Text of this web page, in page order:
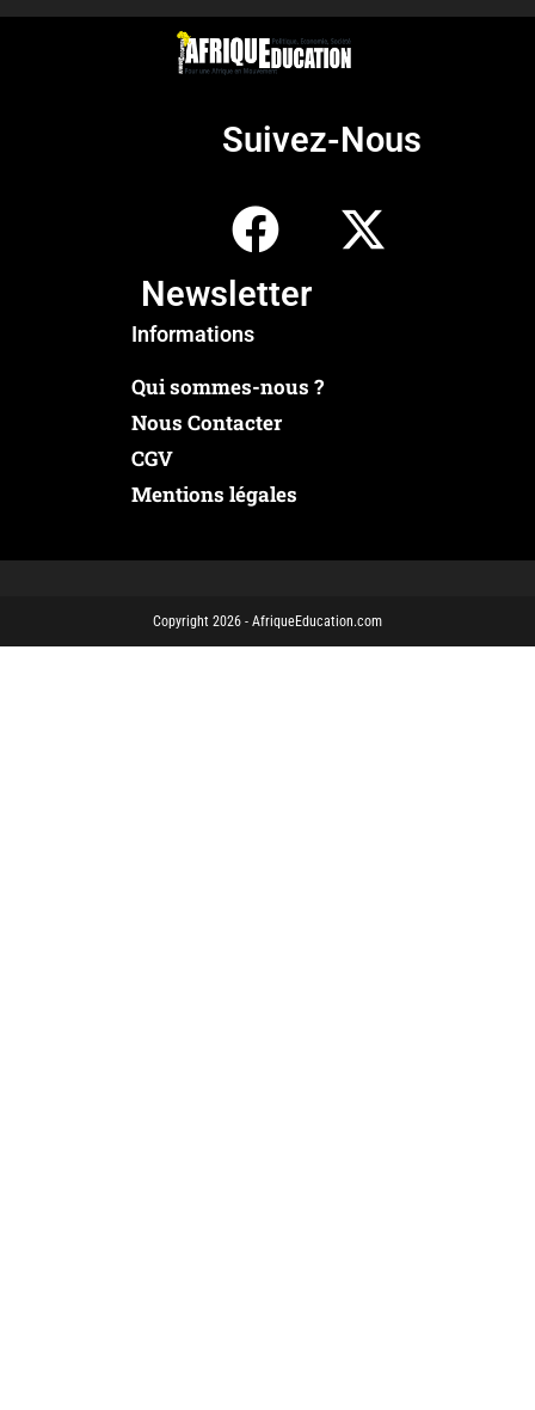
Suivez-Nous
Newsletter
Informations
Qui sommes-nous ?
Nous Contacter
CGV
Mentions légales
Copyright 2026 - AfriqueEducation.com